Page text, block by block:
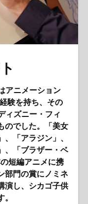
アニメーション
験を持ち、その
ィズニー・フィ
のでした。「美女
「アラジン」、
、「ブラザー・ベ
短編アニメに携
部門の賞にノミネ
演し、シカゴ子供